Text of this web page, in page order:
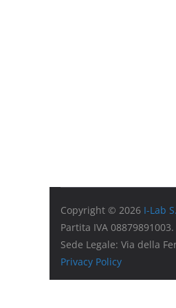
Copyright © 2026 I-Lab
Partita IVA 08879891003.
Sede Legale: Via della
Privacy Policy